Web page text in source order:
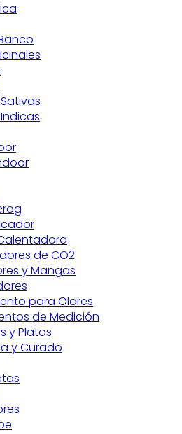
de CO2
y Mangas
para Olores
de Medición
y Platos
y Curado